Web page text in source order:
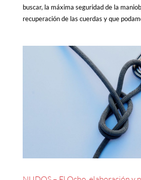
buscar, la máxima seguridad de la
recuperación de las cuerdas y que